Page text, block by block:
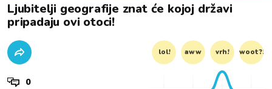
Ljubitelji geografije znat će kojoj državi
pripadaju ovi otoci!
lol! aww vrh! woot?!
0